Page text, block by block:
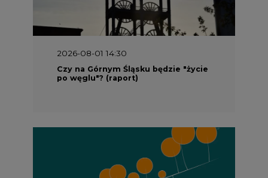
2026-08-01 14:30
Czy na Górnym Śląsku będzie "życie
po węglu"? (raport)